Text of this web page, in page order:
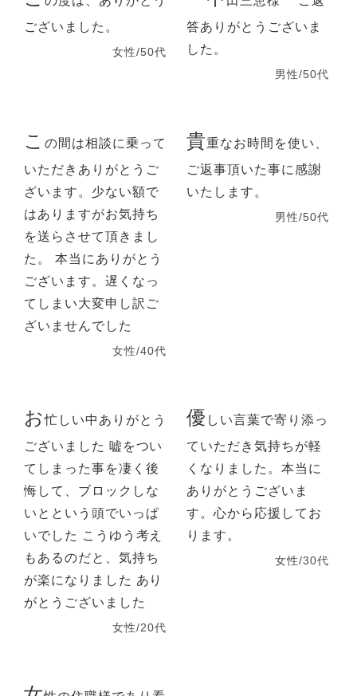
ございました。
女性/50代
答ありがとうございま
した。
男性/50代
こ の間は相談に乗って
いただきありがとうご
ざいます。少ない額で
はありますがお気持ち
を送らさせて頂きまし
た。 本当にありがとう
ございます。遅くなっ
てしまい大変申し訳ご
ざいませんでした
女性/40代
貴重なお時間を使い、
ご返事頂いた事に感謝
いたします。
男性/50代
お忙しい中ありがとう
ございました 嘘をつい
てしまった事を凄く後
悔して、ブロックしな
いとという頭でいっぱ
いでした こうゆう考え
もあるのだと、気持ち
が楽になりました あり
がとうございました
女性/20代
優 しい言葉で寄り添っ
ていただき気持ちが軽
くなりました。本当に
ありがとうございま
す。心から応援してお
ります。
女性/30代